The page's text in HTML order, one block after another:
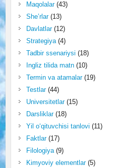
Maqolalar(43)
She’rlar(13)
Davlatlar(12)
Strategiya(4)
Tadbir ssenariysi (18)
Ingliz tilida matn(10)
Termin va atamalar(19)
Testlar(44)
Universitetlar(15)
Darsliklar(18)
Yil o‘qituvchisi tanlovi (11)
Faktlar(17)
Filologiya(9)
Kimyoviy elementlar(5)